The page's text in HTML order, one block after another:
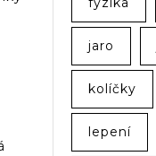
jaro
kolíčky
lepení